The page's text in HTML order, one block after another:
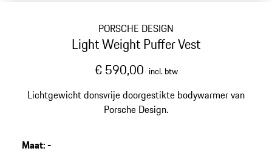
PORSCHE DESIGN
Light Weight Puffer Vest
€ 590,00 incl. btw
Lichtgewicht donsvrije doorgestikte bodywarmer van
Porsche Design.
Maat:-